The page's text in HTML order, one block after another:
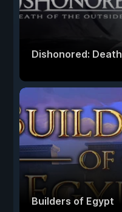
Dishonored:
Builders of Egypt